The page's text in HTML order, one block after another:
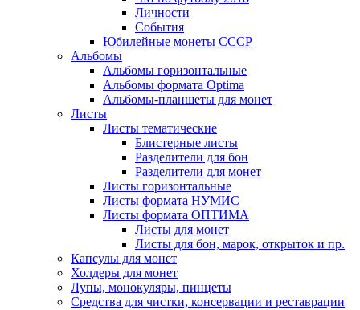
Личности
События
Юбилейные монеты СССР
Альбомы
Альбомы горизонтальные
Альбомы формата Optima
Альбомы-планшеты для монет
Листы
Листы тематические
Блистерные листы
Разделители для бон
Разделители для монет
Листы горизонтальные
Листы формата НУМИС
Листы формата ОПТИМА
Листы для монет
Листы для бон, марок, открыток и пр.
Капсулы для монет
Холдеры для монет
Лупы, монокуляры, пинцеты
Средства для чистки, консервации и реставрации